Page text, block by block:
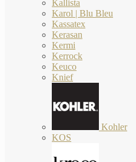
Kallista
Karol | Blu Bleu
Kassatex
Kerasan
Kermi
Kerrock
Keuco
Knief
Kohler
KOS